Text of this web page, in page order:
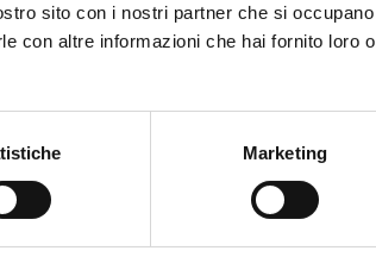
sito con i nostri partner che si occupano
con altre informazioni che hai fornito loro o
Marketing